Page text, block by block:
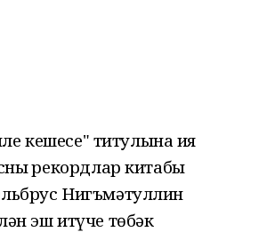
кешесе" титулына ия
рекордлар китабы
Нигъмәтуллин
эш итүче төбәк